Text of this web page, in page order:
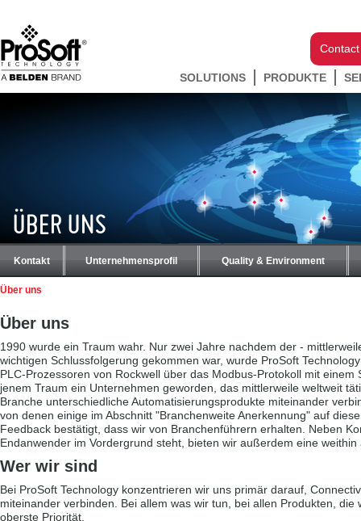
SOLUTIONS PRODUKTE
ÜBER UNS
Kontakt Unternehmensprofil Quality & Environment
Über uns
Über uns
1990 wurde ein Traum wahr. Nur zwei Jahre nachdem der -
wichtigen Schlussfolgerung gekommen war, wurde ProSoft
PLC-Prozessoren von Rockwell über das Modbus-Protokoll mit
jenem Traum ein Unternehmen geworden, das mittlerweile weltweit
Branche unterschiedliche Automatisierungsprodukte miteinander
von denen einige im Abschnitt "Branchenweite Anerkennung" auf
Feedback bestätigt, dass wir von Branchenführern erhalten. Neben
Endanwender im Vordergrund steht, bieten wir außerdem eine
Wer wir sind
Bei ProSoft Technology konzentrieren wir uns primär darauf,
miteinander verbinden. Bei allem was wir tun, bei allen Produkten,
oberste Priorität.